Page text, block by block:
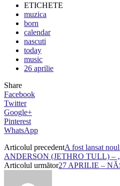
ETICHETE
muzica
born
calendar
nascuti
today
music
26 aprilie
Share
Facebook
Twitter
Google+
Pinterest
WhatsApp
Articolul precedentA fost lansat
ANDERSON (JETHRO TULL) –
Articolul următor27 APRILIE –